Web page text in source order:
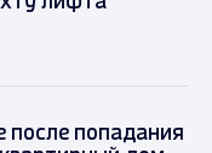
после попадания